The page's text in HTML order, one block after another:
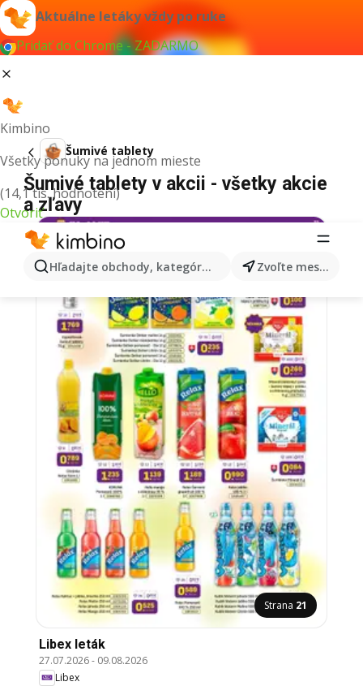
Aktuálne letáky vždy po ruke
Pridať do Chrome - ZADARMO
Kimbino
Všetky ponuky na jednom mieste
(14,1 tis. hodnotení)
Otvoriť
Hľadajte obchody, kategórie, produkty... Zvoľte mesto
Šumivé tablety
Šumivé tablety v akcii - všetky akcie
a zľavy
Strana 21
Libex leták
27.07.2026- 09.08.2026
Libex